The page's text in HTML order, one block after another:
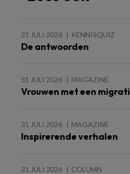
31 JULI 2026 KENNISQUIZ
De antwoorden
31 JULI 2026 MAGAZINE
Vrouwen met een
31 JULI 2026 MAGAZINE
Inspirerende verhalen
31 JULI 2026 COLUMN